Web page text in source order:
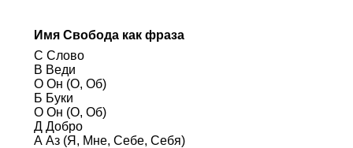
Имя Свобода как фраза
С Слово
В Веди
О Он (О, Об)
Б Буки
О Он (О, Об)
Д Добро
А Аз (Я, Мне, Себе, Себя)